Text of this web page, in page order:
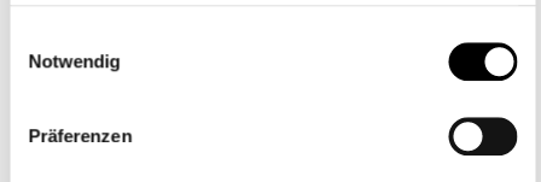
Notwendig
Präferenzen
Damit diese Chancen genutzt werden, fordern sie, dass
Grundschulkindern, die im Ganztag betreut werden, ein
folgenden Bereichen benennt das Papier Handlungsbedarfe: